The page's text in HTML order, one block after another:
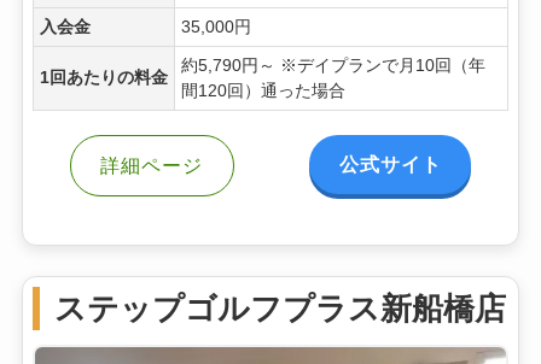
入会金 35,000円
1回あたりの料金
約5,790円～ ※デイプランで月10回（年
間120回）通った場合
詳細ページ 公式サイト
ステップゴルフプラス新船橋店